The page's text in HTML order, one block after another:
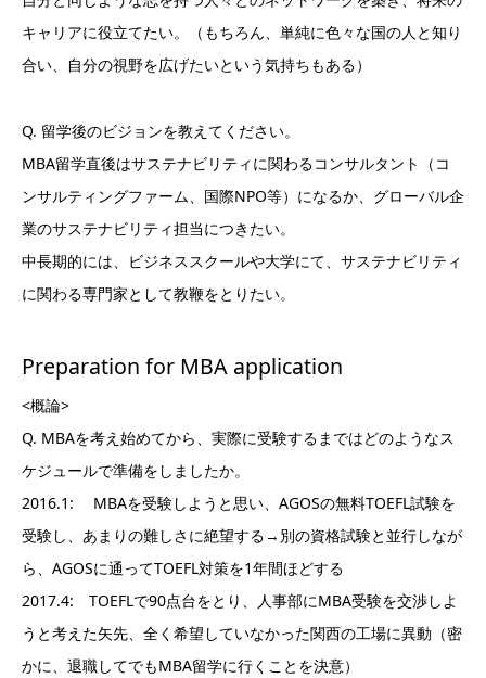
キャリアに役立てたい。（もちろん、単純に色々な国の人と知り
合い、自分の視野を広げたいという気持ちもある）
Q. 留学後のビジョンを教えてください。
MBA留学直後はサステナビリティに関わるコンサルタント（コ
ンサルティングファーム、国際NPO等）になるか、グローバル企
業のサステナビリティ担当につきたい。
中長期的には、ビジネススクールや大学にて、サステナビリティ
に関わる専門家として教鞭をとりたい。
Preparation for MBA application
<概論>
Q. MBAを考え始めてから、実際に受験するまではどのようなス
ケジュールで準備をしましたか。
2016.1: MBAを受験しようと思い、AGOSの無料TOEFL試験を
受験し、あまりの難しさに絶望する→別の資格試験と並行しなが
ら、AGOSに通ってTOEFL対策を1年間ほどする
2017.4: TOEFLで90点台をとり、人事部にMBA受験を交渉しよ
うと考えた矢先、全く希望していなかった関西の工場に異動（密
かに、退職してでもMBA留学に行くことを決意）